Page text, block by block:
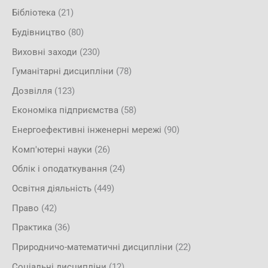
Бібліотека (21)
Будівництво (80)
Виховні заходи (230)
Гуманітарні дисципліни (78)
Дозвілля (123)
Економіка підприємства (58)
Енергоефективні інженерні мережі (90)
Комп'ютерні науки (26)
Облік і оподаткування (24)
Освітня діяльність (449)
Право (42)
Практика (36)
Природничо-математичні дисципліни (22)